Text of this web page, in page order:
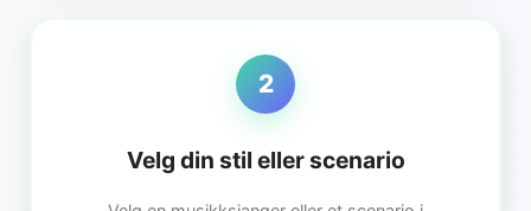
2
Velg din stil eller scenario